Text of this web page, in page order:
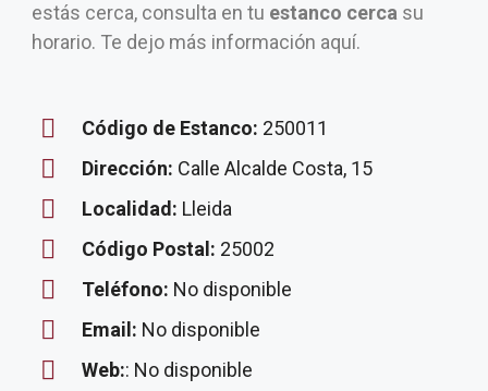
estás cerca, consulta en tu estanco cerca su
horario. Te dejo más información aquí.
Código de Estanco: 250011
Dirección: Calle Alcalde Costa, 15
Localidad: Lleida
Código Postal: 25002
Teléfono: No disponible
Email: No disponible
Web:: No disponible